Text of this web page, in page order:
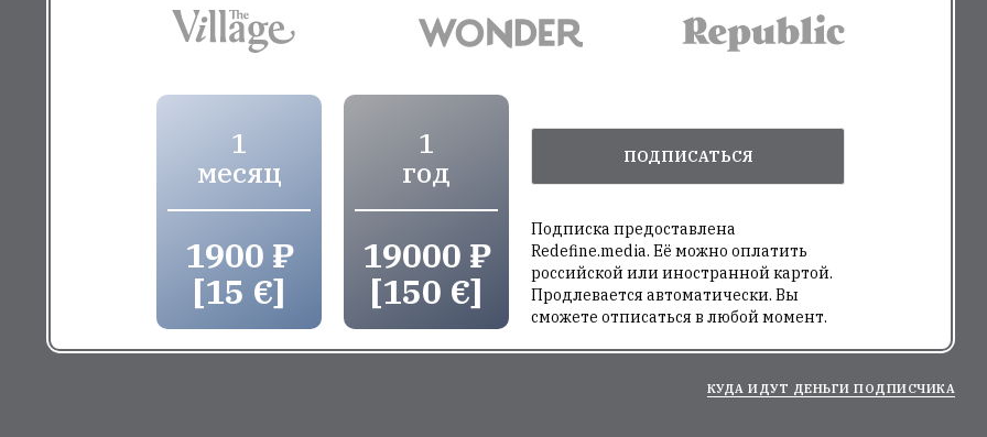
1
месяц
1900 ₽
[15 €]
1
год
19000 ₽
[150 €]
ПОДПИСАТЬСЯ
Подписка предоставлена
Redefine.media. Её можно оплатить
российской или иностранной картой.
Продлевается автоматически. Вы
сможете отписаться в любой момент.
КУДА ИДУТ ДЕНЬГИ ПОДПИСЧИКА